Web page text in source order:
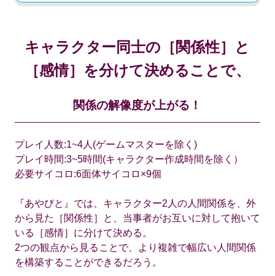
キャラクター同士の［関係性］と
［感情］を分けて決めることで、
関係の解像度が上がる！
プレイ人数:1~4人(ゲームマスターを除く)
プレイ時間:3~5時間(キャラクター作成時間を除く）
必要サイコロ:6面体サイコロ×9個
『あやびと』では、キャラクター2人の人間関係を、外
から見た［関係性］と、当事者がお互いに対して抱いて
いる［感情］に分けて決める。
2つの観点から見ることで、より複雑で幅広い人間関係
を構築することができるだろう。